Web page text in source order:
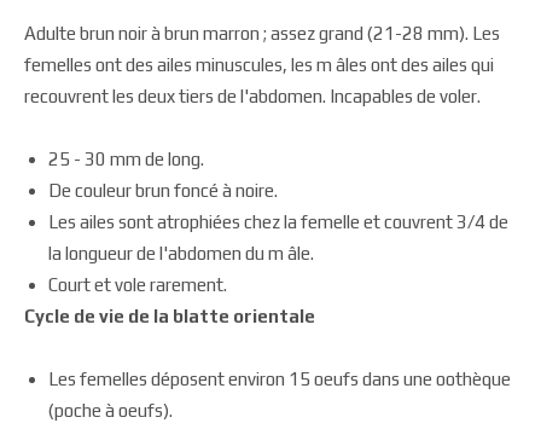
Adulte brun noir à brun marron ; assez grand (21-28 mm). Les
femelles ont des ailes minuscules, les m âles ont des ailes qui
recouvrent les deux tiers de l'abdomen. Incapables de voler.
25 - 30 mm de long.
De couleur brun foncé à noire.
Les ailes sont atrophiées chez la femelle et couvrent 3/4 de
la longueur de l'abdomen du m âle.
Court et vole rarement.
Cycle de vie de la blatte orientale
Les femelles déposent environ 15 oeufs dans une oothèque
(poche à oeufs).